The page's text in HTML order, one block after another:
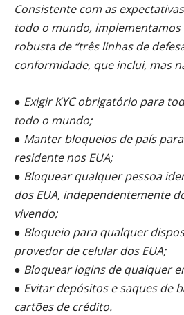
Consistente com as
todo o mundo,
robusta de “três linhas de
conformidade, que inclui, mas
● Exigir KYC obrigatório para
todo o mundo;
● Manter bloqueios de país
residente nos EUA;
● Bloquear qualquer pessoa
dos EUA, independentemente
vivendo;
● Bloqueio para qualquer
provedor de celular dos EUA;
● Bloquear logins de qualquer
● Evitar depósitos e saques de
cartões de crédito.